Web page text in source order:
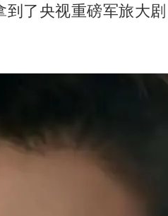
了央视重磅军旅大剧